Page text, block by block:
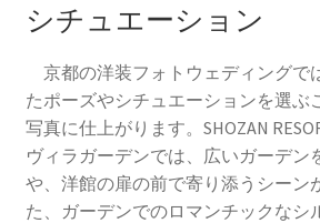
シチュエーション
京都の洋装フォトウェディングで
たポーズやシチュエーションを選ぶ
写真に仕上がります。SHOZAN
ヴィラガーデンでは、広いガーデン
や、洋館の扉の前で寄り添うシーン
た、ガーデンでのロマンチックなシ